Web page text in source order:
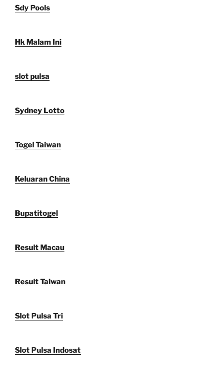
Sdy Pools
Hk Malam Ini
slot pulsa
Sydney Lotto
Togel Taiwan
Keluaran China
Bupatitogel
Result Macau
Result Taiwan
Slot Pulsa Tri
Slot Pulsa Indosat